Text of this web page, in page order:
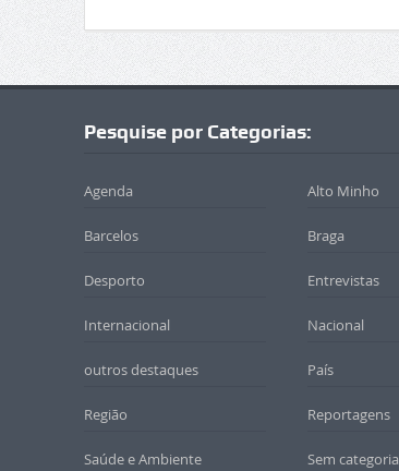
Pesquise por Categorias:
Agenda Alto Minho
Barcelos Braga
Desporto Entrevistas
Internacional Nacional
outros destaques País
Região Reportagens
Saúde e Ambiente Sem categoria